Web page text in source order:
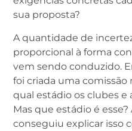
sua proposta?
A quantidade de
proporcional à forma
vem sendo conduzido.
foi criada uma
qual estádio os clubes e
Mas que estádio é
conseguiu explicar isso